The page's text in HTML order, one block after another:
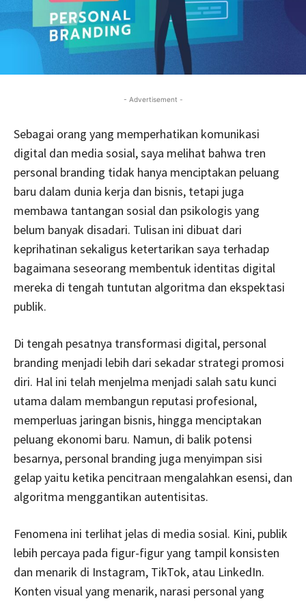
- Advertisement -
Sebagai orang yang memperhatikan komunikasi
digital dan media sosial, saya melihat bahwa tren
personal branding tidak hanya menciptakan peluang
baru dalam dunia kerja dan bisnis, tetapi juga
membawa tantangan sosial dan psikologis yang
belum banyak disadari. Tulisan ini dibuat dari
keprihatinan sekaligus ketertarikan saya terhadap
bagaimana seseorang membentuk identitas digital
mereka di tengah tuntutan algoritma dan ekspektasi
publik.
Di tengah pesatnya transformasi digital, personal
branding menjadi lebih dari sekadar strategi promosi
diri. Hal ini telah menjelma menjadi salah satu kunci
utama dalam membangun reputasi profesional,
memperluas jaringan bisnis, hingga menciptakan
peluang ekonomi baru. Namun, di balik potensi
besarnya, personal branding juga menyimpan sisi
gelap yaitu ketika pencitraan mengalahkan esensi, dan
algoritma menggantikan autentisitas.
Fenomena ini terlihat jelas di media sosial. Kini, publik
lebih percaya pada figur-figur yang tampil konsisten
dan menarik di Instagram, TikTok, atau LinkedIn.
Konten visual yang menarik, narasi personal yang